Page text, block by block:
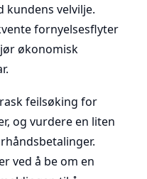
kundens velvilje.
fornyelsesflyter
økonomisk
feilsøking for
og vurdere en liten
ved å be om en